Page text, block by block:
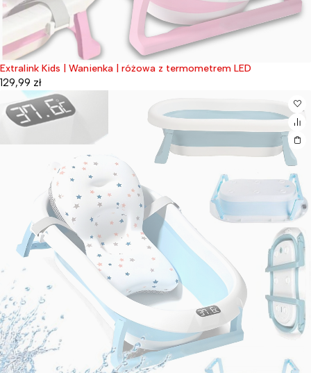
Wyprzedane
Extralink Kids | Wanienka | różowa z termometrem LED
129,99 zł